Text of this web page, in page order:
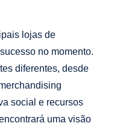
lojas de
no momento.
diferentes, desde
social e recursos
uma visão